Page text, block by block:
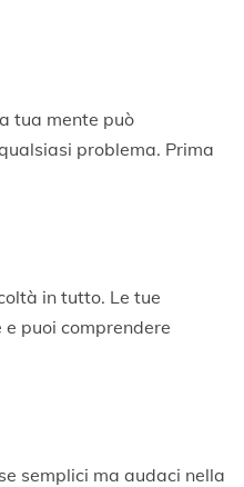
tua mente può
problema. Prima
in tutto. Le tue
puoi comprendere
semplici ma audaci nella